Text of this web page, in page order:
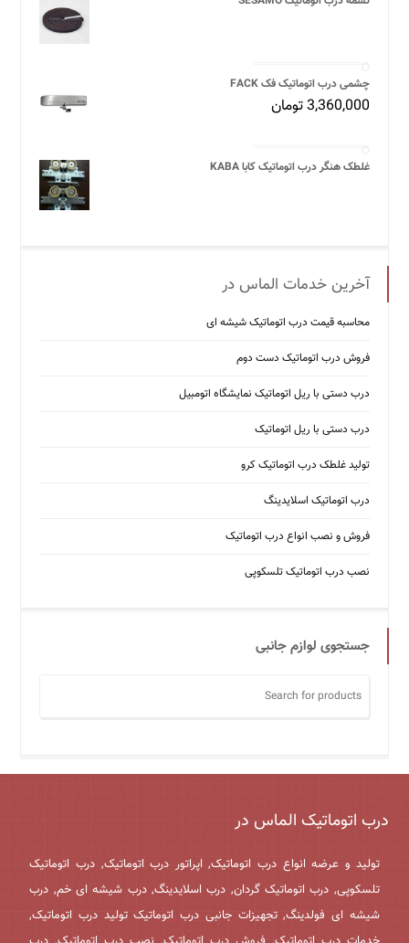
چشمی درب اتوماتیک فک FACK
3,360,000تومان
غلطک هنگر درب اتوماتیک کابا KABA
آخرین خدمات الماس در
محاسبه قیمت درب اتوماتیک شیشه ‌ای
فروش درب اتوماتیک دست دوم
درب دستی با ریل اتوماتیک نمایشگاه اتومبیل
درب دستی با ریل اتوماتیک
تولید غلطک درب اتوماتیک کرو
درب اتوماتیک اسلایدینگ
فروش و نصب انواع درب اتوماتیک
نصب درب اتوماتیک تلسکوپی
جستجوی لوازم جانبی
درب اتوماتیک الماس در
تولید و عرضه انواع درب اتوماتیک, اپراتور درب اتوماتیک, درب اتوماتیک
تلسکوپی, درب اتوماتیک گردان, درب اسلایدینگ, درب شیشه ای خم, درب
شیشه ای فولدینگ, تجهیزات جانبی درب اتوماتیک تولید درب اتوماتیک,